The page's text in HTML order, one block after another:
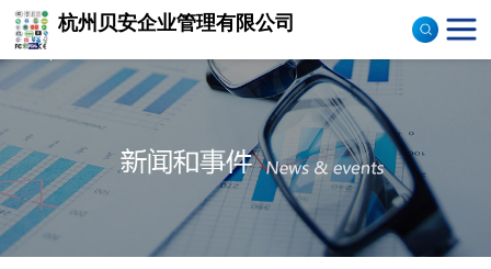
杭州贝安企业管理有限公司
商品售后服务评价体系
认证
ISO9001认证
ISO14001认证
CCC认证